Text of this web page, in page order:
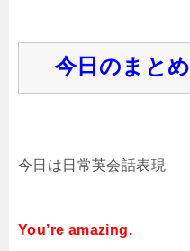
今日のまとめ
今日は日常英会話表現
You’re amazing.